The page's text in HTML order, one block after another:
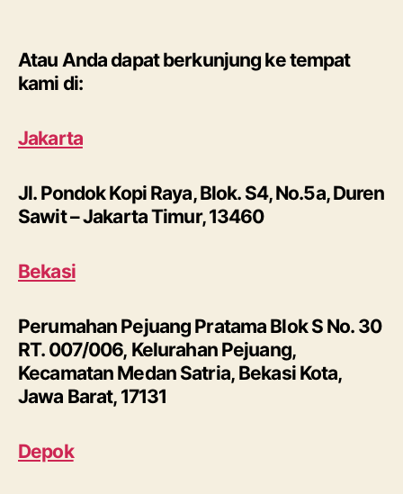
Atau Anda dapat berkunjung ke tempat
kami di:
Jakarta
Jl. Pondok Kopi Raya, Blok. S4, No.5a, Duren
Sawit – Jakarta Timur, 13460
Bekasi
Perumahan Pejuang Pratama Blok S No. 30
RT. 007/006, Kelurahan Pejuang,
Kecamatan Medan Satria, Bekasi Kota,
Jawa Barat, 17131
Depok